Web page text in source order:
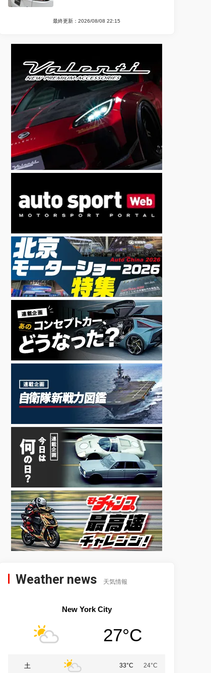
最終更新：2026/08/08 22:15
Weather news 天気情報
New York City
27°C
土 33°C 24°C